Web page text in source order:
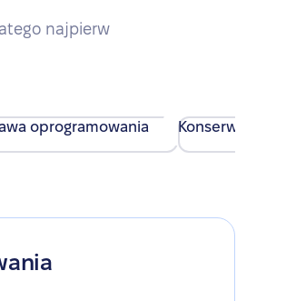
najpierw
oprogramowania Konserwacja